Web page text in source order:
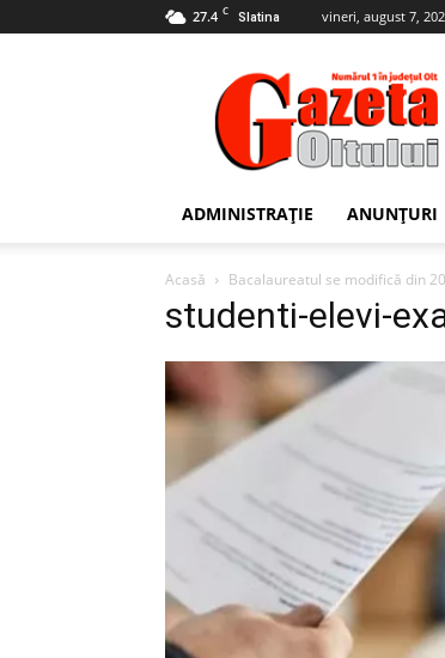
27.4 C Slatina vineri, august 7,
Gazeta
Oltului
ADMINISTRAȚIE ANUNȚURI
Acasă Bacalaureatul se modifică din
studenti-elevi-